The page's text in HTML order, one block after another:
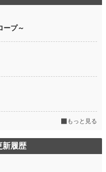
ープ～
もっと見る
新履歴